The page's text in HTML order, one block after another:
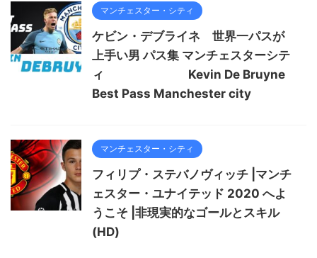
マンチェスター・シティ
ケビン・デブライネ 世界一パスが
上手い男 パス集 マンチェスターシテ
ィ Kevin De Bruyne
Best Pass Manchester city
マンチェスター・シティ
フィリプ・ステバノヴィッチ |マンチ
ェスター・ユナイテッド 2020 へよ
うこそ |非現実的なゴールとスキル
(HD)